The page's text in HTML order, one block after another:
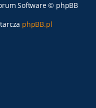
Software © phpBB
phpBB.pl